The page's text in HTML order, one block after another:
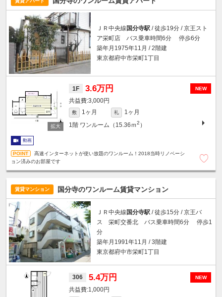
ＪＲ中央線国分寺駅 / 徒歩19分 / 京王スト
ア栄町店 バス乗車時間6分 停歩6分
築年月1975年11月 / 2階建
東京都府中市栄町1丁目
NEW
1F 3.6万円
3,000円
敷 1ヶ月 礼
1ヶ月
1階 ワンルーム（15.36ｍ2 ）
動画
高速インターネットが使い放題のワンルーム！2018当時リノベーシ
ョン済みのお部屋です
賃貸マンション 国分寺のワンルーム賃貸マンション
ＪＲ中央線国分寺駅 / 徒歩15分 / 京王バ
ス 栄町交番北 バス乗車時間6分 停歩1
分
築年月1991年11月 / 3階建
東京都府中市栄町1丁目
NEW
306 5.4万円
1,000円